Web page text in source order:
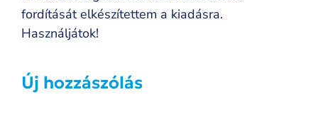
fordítását elkészítettem a kiadásra.
Használjátok!
Új hozzászólás